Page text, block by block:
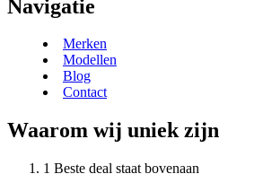
Navigatie
Merken
Modellen
Blog
Contact
Waarom wij uniek zijn
Beste deal staat bovenaan